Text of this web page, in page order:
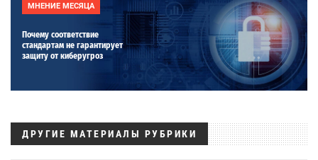
МНЕНИЕ МЕСЯЦА
Почему соответствие
стандартам не гарантирует
защиту от киберугроз
ДРУГИЕ МАТЕРИАЛЫ РУБРИКИ